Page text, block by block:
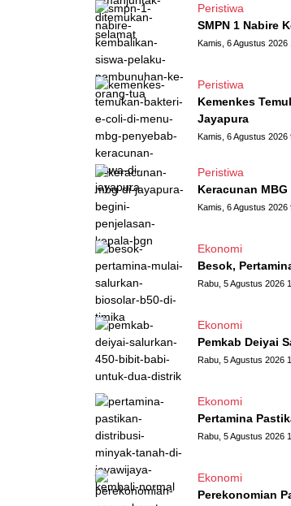
Peristiwa
SMPN 1 Nabire
Kamis, 6 Agustus 2026
Peristiwa
Kemenkes
Jayapura
Kamis, 6 Agustus 2026
Peristiwa
Keracunan
Kamis, 6 Agustus 2026
Ekonomi
Besok,
Rabu, 5 Agustus 2026
Ekonomi
Pemkab Deiyai
Rabu, 5 Agustus 2026
Ekonomi
Pertamina
Rabu, 5 Agustus 2026
Ekonomi
Perekonomian